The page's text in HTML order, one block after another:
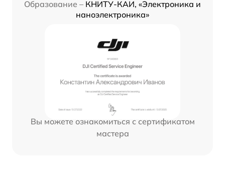
Образование – КНИТУ-КАИ, «Электроника и
наноэлектроника»
Вы можете ознакомиться с сертификатом
мастера